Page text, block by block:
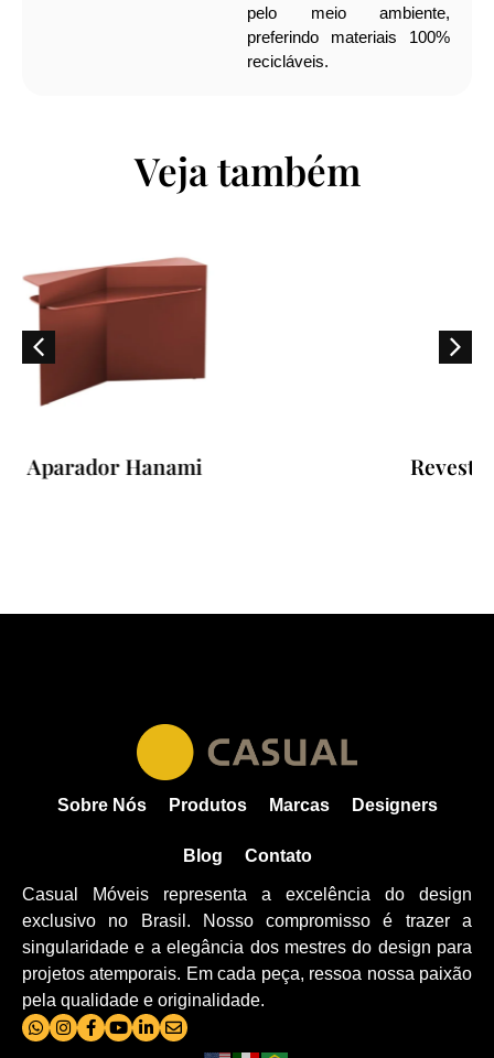
pelo meio ambiente,
preferindo materiais 100%
recicláveis.
Veja também
Revestimento de Parede Pleiadi
Sobre Nós Produtos Marcas Designers
Blog Contato
Casual Móveis representa a excelência do design
exclusivo no Brasil. Nosso compromisso é trazer a
singularidade e a elegância dos mestres do design para
projetos atemporais. Em cada peça, ressoa nossa paixão
pela qualidade e originalidade.